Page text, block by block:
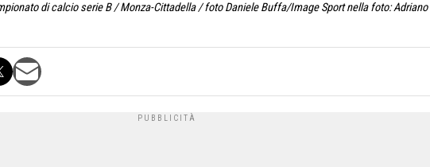
di calcio serie B / Monza-Cittadella / foto Daniele Buffa/Image Sport nella foto: Adriano